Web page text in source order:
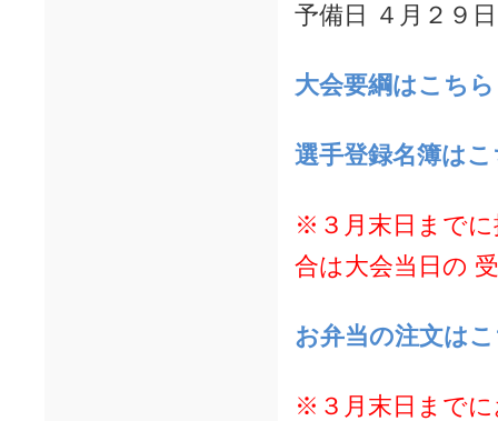
予備日 ４月２９
大会要綱はこちら
選手登録名簿は
※３月末日までに
合は大会当日の
お弁当の注文は
※３月末日までに